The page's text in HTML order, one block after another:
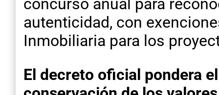
concurso anual para
autenticidad, con
Inmobiliaria para los
El decreto oficial pondera